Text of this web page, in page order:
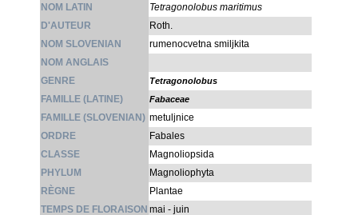
NOM LATIN
Tetragonolobus maritimus
D'AUTEUR
Roth.
NOM SLOVENIAN
rumenocvetna smiljkita
NOM ANGLAIS
GENRE
Tetragonolobus
FAMILLE (LATINE) Fabaceae
FAMILLE (SLOVENIAN) metuljnice
ORDRE
Fabales
CLASSE
Magnoliopsida
PHYLUM
Magnoliophyta
RÈGNE
Plantae
TEMPS DE FLORAISON mai - juin